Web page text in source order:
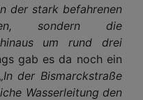
der stark befahrenen
sondern die
hinaus um rund drei
gab es da noch ein
„In der Bismarckstraße
Wasserleitung den